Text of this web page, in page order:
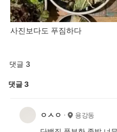
사진보다도 푸짐하다
댓글 3
댓글3
ㅇㅅㅇ 용강동